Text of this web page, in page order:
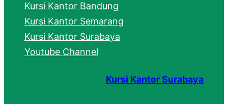
Kursi Kantor Bandung
Kursi Kantor Semarang
Kursi Kantor Surabaya
Youtube Channel
Kursi Kantor Surabaya